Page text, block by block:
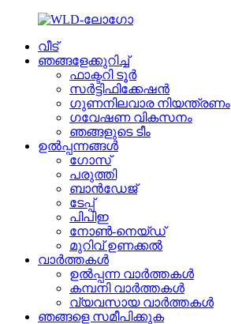
വീട്
ഞങ്ങളേക്കുറിച്ച്
ഫാക്ടറി ടൂർ
സർട്ടിഫിക്കേഷൻ
ഗുണനിലവാര നിയന്ത്രണം
ഗവേഷണ വികസനം
ഞങ്ങളുടെ ടീം
ഉൽപ്പന്നങ്ങൾ
ഗോസ്
പരുത്തി
ബാൻഡേജ്
ടേപ്പ്
പിപിഇ
നോൺ-നെയ്‌ഡ്
മുറിവ് ഉണക്കൽ
വാർത്തകൾ
ഉൽപ്പന്ന വാർത്തകൾ
കമ്പനി വാർത്തകൾ
വ്യവസായ വാർത്തകൾ
ഞങ്ങളെ സമീപിക്കുക